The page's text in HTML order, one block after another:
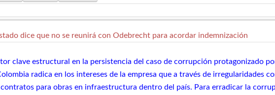
dice que no se reunirá con Odebrecht para acordar indemnización
clave estructural en la persistencia del caso de corrupción protagonizado
radica en los intereses de la empresa que a través de irregularidades
contratos para obras en infraestructura dentro del país. Para erradicar la